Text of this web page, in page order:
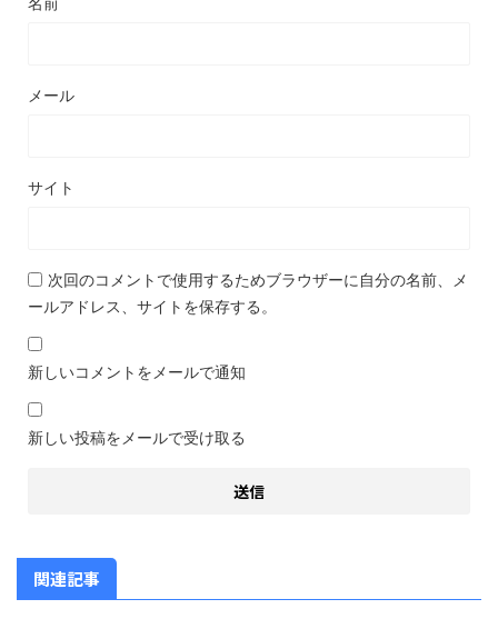
メール
サイト
次回のコメントで使用するためブラウザーに自分の名前、メ
ールアドレス、サイトを保存する。
新しいコメントをメールで通知
新しい投稿をメールで受け取る
関連記事